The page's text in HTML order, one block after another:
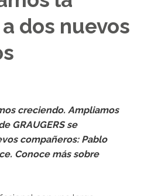
dos nuevos
creciendo. Ampliamos
GRAUGERS se
compañeros: Pablo
Conoce más sobre